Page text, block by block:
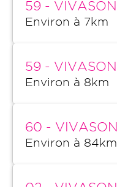
59 - VIVASON
Environ à 7km
59 - VIVASON
Environ à 8km
60 - VIVASON
Environ à 84km